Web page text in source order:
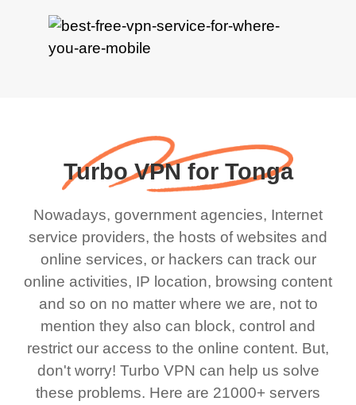
Turbo VPN for Tonga
Nowadays, government agencies, Internet
service providers, the hosts of websites and
online services, or hackers can track our
online activities, IP location, browsing content
and so on no matter where we are, not to
mention they also can block, control and
restrict our access to the online content. But,
don't worry! Turbo VPN can help us solve
these problems. Here are 21000+ servers